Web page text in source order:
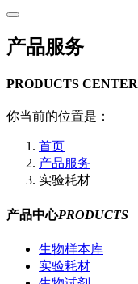
产品服务
PRODUCTS CENTER
你当前的位置是：
首页
产品服务
实验耗材
产品中心PRODUCTS
生物样本库
实验耗材